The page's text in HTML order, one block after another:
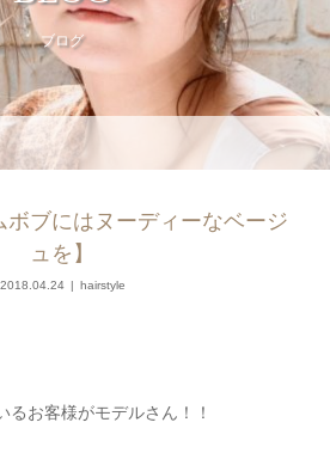
ブログ
ボブにはヌーディーなベージ
ュを】
2018.04.24 hairstyle
るお客様がモデルさん！！